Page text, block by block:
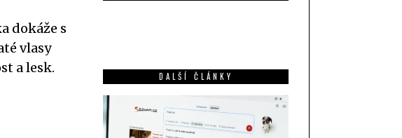
dokáže s
vlasy
a lesk.
DALŠÍ ČLÁNKY